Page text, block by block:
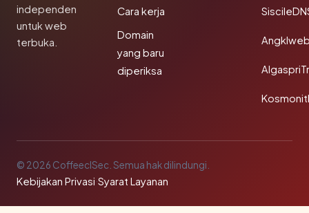
independen
untuk web
terbuka.
Cara kerja
Domain
yang baru
diperiksa
© 2026 CoffeeclSec. Semua hak dilindungi.
Kebijakan Privasi·Syarat Layanan